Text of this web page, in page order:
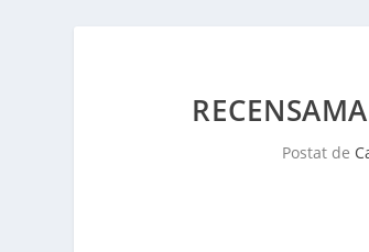
Postat de